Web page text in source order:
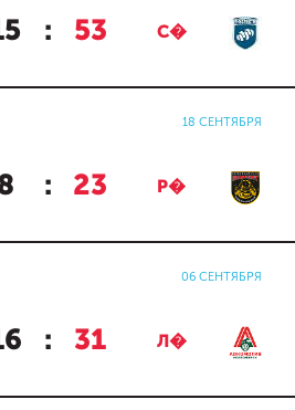
: 53 С�
18 СЕНТЯБРЯ
: 23 Р�
06 СЕНТЯБРЯ
: 31 Л�